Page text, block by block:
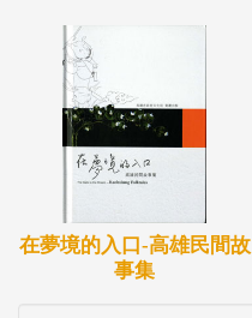
在夢境的入口-高雄民間故
事集